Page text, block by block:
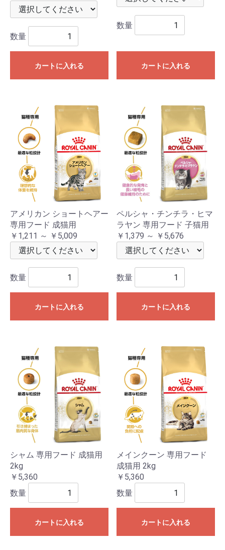
数量
カートに入れる
数量
カートに入れる
アメリカン ショートヘアー
専用フード 成猫用
￥1,211 ～ ￥5,009
数量
カートに入れる
ペルシャ・チンチラ・ヒマ
ラヤン 専用フード 子猫用
￥1,379 ～ ￥5,676
数量
カートに入れる
シャム 専用フード 成猫用
2kg
￥5,360
数量
カートに入れる
メインクーン 専用フード
成猫用 2kg
￥5,360
数量
カートに入れる